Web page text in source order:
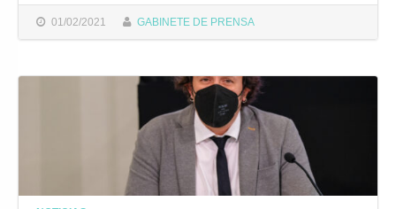
01/02/2021 GABINETE DE PRENSA